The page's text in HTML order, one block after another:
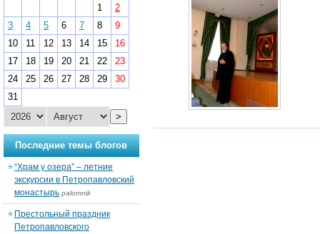
1
2
3
4 5 6 7 8
9
10
11 12 13 14 15
16
17
18 19 20 21 22
23
24
25 26 27 28 29
30
31
>
Последние темы блогов
“Храм у озера” – летние
экскурсии в Петропавловский
монастырь palomnik
Престольный праздник
Петропавловского